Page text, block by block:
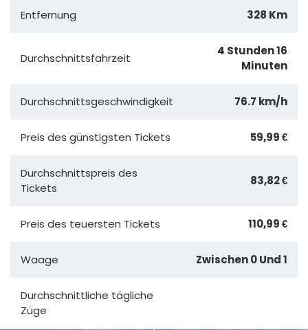
Entfernung 328 Km
Durchschnittsfahrzeit
4 Stunden 16
Minuten
Durchschnittsgeschwindigkeit 76.7 km/h
Preis des günstigsten Tickets 59,99 €
Durchschnittspreis des
Tickets
83,82 €
Preis des teuersten Tickets 110,99 €
Waage Zwischen 0 Und 1
Durchschnittliche tägliche
Züge